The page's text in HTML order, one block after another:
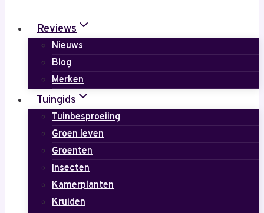
Reviews
Nieuws
Blog
Merken
Tuingids
Tuinbesproeiing
Groen leven
Groenten
Insecten
Kamerplanten
Kruiden